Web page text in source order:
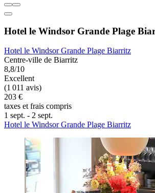
Hotel le Windsor Grande Plage
Hotel le Windsor Grande Plage Biarritz
Centre-ville de Biarritz
8,8/10
Excellent
(1 011 avis)
203 €
taxes et frais compris
1 sept. - 2 sept.
Hotel le Windsor Grande Plage Biarritz